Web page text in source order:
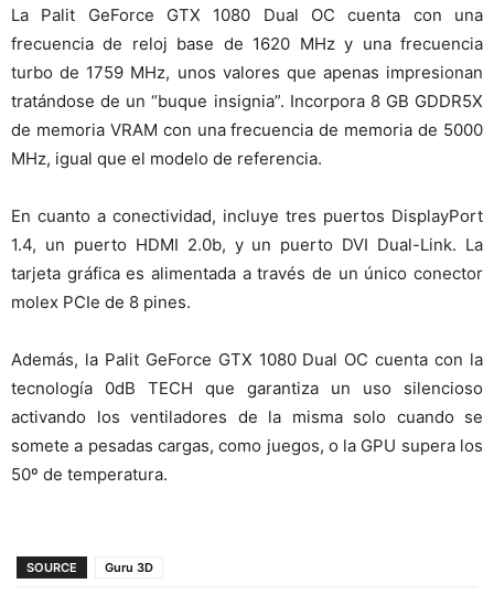
La Palit GeForce GTX 1080 Dual OC cuenta con una
frecuencia de reloj base de 1620 MHz y una frecuencia
turbo de 1759 MHz, unos valores que apenas impresionan
tratándose de un “buque insignia”. Incorpora 8 GB GDDR5X
de memoria VRAM con una frecuencia de memoria de 5000
MHz, igual que el modelo de referencia.
En cuanto a conectividad, incluye tres puertos DisplayPort
1.4, un puerto HDMI 2.0b, y un puerto DVI Dual-Link. La
tarjeta gráfica es alimentada a través de un único conector
molex PCIe de 8 pines.
Además, la Palit GeForce GTX 1080 Dual OC cuenta con la
tecnología 0dB TECH que garantiza un uso silencioso
activando los ventiladores de la misma solo cuando se
somete a pesadas cargas, como juegos, o la GPU supera los
50º de temperatura.
SOURCE Guru 3D